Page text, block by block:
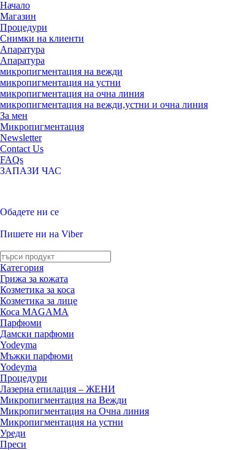
Начало
Магазин
Процедури
Снимки на клиенти
Апаратура
Апаратура
микропигментация на вежди
микропигментация на устни
микропигментация на очна линия
микропигментация на вежди,устни и очна линия
За мен
Микропигментация
Newsletter
Contact Us
FAQs
ЗАПАЗИ ЧАС
Обадете ни се
Пишете ни на Viber
Категория
Грижа за кожата
Козметика за коса
Козметика за лице
Коса MAGAMA
Парфюми
Дамски парфюми
Yodeyma
Мъжки парфюми
Yodeyma
Процедури
Лазерна епилация – ЖЕНИ
Микропигментация на Вежди
Микропигментация на Очна линия
Микропигментация на устни
Уреди
Преси